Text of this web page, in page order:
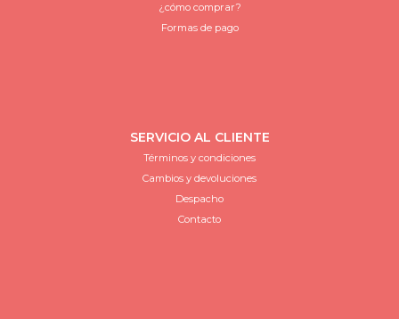
¿cómo comprar?
Formas de pago
SERVICIO AL CLIENTE
Términos y condiciones
Cambios y devoluciones
Despacho
Contacto